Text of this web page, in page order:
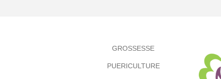
GROSSESSE
PUERICULTURE